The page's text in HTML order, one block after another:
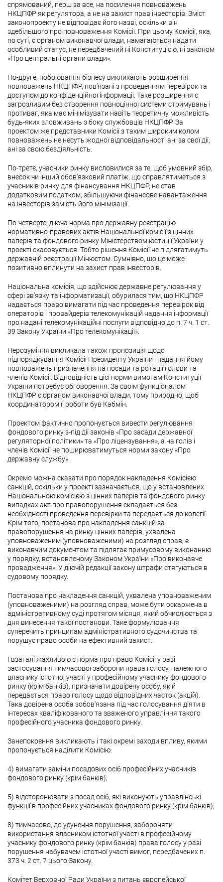
спрямований, перш за все, на посилення повноважень
НКЦПФР як регулятора, а не на захист прав інвесторів. Зміст
законопроекту не відповідає його назві, оскільки він
здебільшого про повноваження Комісії. При цьому Комісії, яка,
по суті, є органом виконавчої влади, намагаються надати
особливий статус, не передбачений ні Конституцією, ні законом
«Про центральні органи влади».
По-друге, побоювання бізнесу викликають розширення
повноважень НКЦПФР, пов’язані з проведенням перевірок та
доступом до конфіденційної інформації. Таке розширення є
загрозливим без створення повноцінної системи стримувань і
противаг, яка має мінімізувати навіть теоретичну можливість
будь-яких зловживань з боку службовців НКЦПФР. За
проектом же представники Комісії з таким широким колом
повноважень не несуть жодної відповідальності ані за свої дії,
ані за свою бездіяльність.
По-третє, учасники ринку висловилися за те, щоб умовний збір,
внесок чи інший обов’язковий платіж, що справлятиметься з
учасників ринку для фінансування НКЦПФР, не став
додатковим податком, збільшуючи фінансове навантаження
на інвесторів замість його мінімізації.
По-четверте, діюча норма про державну реєстрацію
нормативно-правових актів Національної комісії з цінних
паперів та фондового ринку Міністерством юстиції України у
проекті скасовується. Тобто рішення Комісії не підлягатимуть
державній реєстрації Мінюстом. Сумнівно, що це може
позитивно вплинути на захист прав інвесторів.
Національна комісія, що здійснює державне регулювання у
сфері зв’язку та інформатизації, обурилася тим, що НКЦПФР
надається право вимагати під час проведення перевірок від
операторів і провайдерів телекомунікацій надання інформації
про надані телекомунікаційні послуги відповідно до п. 7 ч. 1 ст.
39 Закону України «Про телекомунікації».
Нерозуміння викликала також пропозиція щодо
підпорядкування Комісії Президенту України і надання йому
повноважень призначення на посади та ротації голови та
членів Комісії. Відповідність цієї норми вимогам Конституції
України потребує обговорення. За своїм функціоналом
НКЦПФР є органом виконавчої влади, тому природно, щоб
координатором її роботи був Кабмін.
Проектом фактично пропонується вивести регулювання
фондового ринку з-під дії законів «Про засади державної
регуляторної політики» та «Про ліцензування», а на голів і
членів Комісії не поширюватимуться норми закону «Про
державну службу».
Окремо можна сказати про порядок накладення Комісією
санкцій, оскільки у проекті зазначається, що у встановлених
Національною комісією з цінних паперів та фондового ринку
випадках акт про правопорушення складається без
необхідності проведення перевірки та передається до колегії.
Крім того, постанова про накладення санкцій за
правопорушення на ринку цінних паперів, ухвалена
уповноваженим (уповноваженими) на розгляд справ, є
виконавчим документом та підлягає примусовому виконанню
у порядку, встановленому Законом України «Про виконавче
провадження». У діючій редакції закону штрафи стягуються в
судовому порядку.
Постанова про накладення санкцій, ухвалена уповноваженим
(уповноваженими) на розгляд справ, може бути оскаржена в
адміністративному суді протягом місяця, який обчислюється з
дня винесення такої постанови. Таке формулювання
суперечить принципам адміністративного судочинства та
порушує право особи на ефективний захист.
І взагалі жахливою є норма про право Комісії у разі
застосування тимчасової заборони права голосу, належного
власнику істотної участі у професійному учаснику фондового
ринку (крім банків), призначати довірену особу, якій
передається право голосу щодо відповідних часток (акцій).
Така довірена особа зобов‘язана під час голосування діяти в
інтересах кваліфікованого та зваженого управління такого
професійного учасника фондового ринку.
Занепокоєння викликають і такі окремі заходи впливу, якими
пропонується наділити Комісію:
4) вимагати заміни посадових осіб професійних учасників
фондового ринку (крім банків);
5) відсторонювати з посад осіб, які виконують управлінські
функції в професійних учасниках фондового ринку (крім банків);
8) тимчасово, до усунення порушення, забороняти
використання власником істотної участі в професійному
учаснику фондового ринку (крім банків) права голосу у разі
порушення набувачем істотної участі вимог, передбачених п.
373 ч. 2 ст. 7 цього Закону.
Комітет Верховної Ради України з питань європейської